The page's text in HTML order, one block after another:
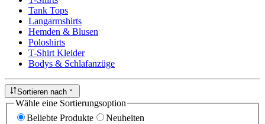
Tank Tops
Langarmshirts
Hemden & Blusen
Poloshirts
T-Shirt Kleider
Bodys & Schlafanzüge
Sortieren nach
Wähle eine Sortierungsoption
Beliebte Produkte
Neuheiten